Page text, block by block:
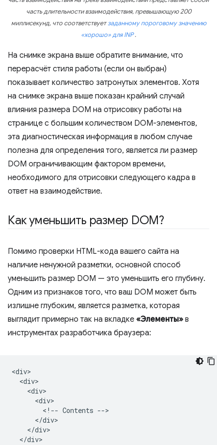
часть длительности взаимодействия, превышающую 200
миллисекунд, что соответствуетзаданному пороговому значению
«хорошо» для INP.
На снимке экрана выше обратите внимание, что
перерасчёт стиля работы (если он выбран)
показывает количество затронутых элементов. Хотя
на снимке экрана выше показан крайний случай
влияния размера DOM на отрисовку работы на
странице с большим количеством DOM-элементов,
эта диагностическая информация в любом случае
полезна для определения того, является ли размер
DOM ограничивающим фактором времени,
необходимого для отрисовки следующего кадра в
ответ на взаимодействие.
Как уменьшить размер DOM?
Помимо проверки HTML-кода вашего сайта на
наличие ненужной разметки, основной способ
уменьшить размер DOM — это уменьшить его глубину.
Одним из признаков того, что ваш DOM может быть
излишне глубоким, является разметка, которая
выглядит примерно так на вкладке «Элементы» в
инструментах разработчика браузера:
<div>
  <div>
    <div>
      <div>
        <!-- Contents -->
      </div>
    </div>
  </div>